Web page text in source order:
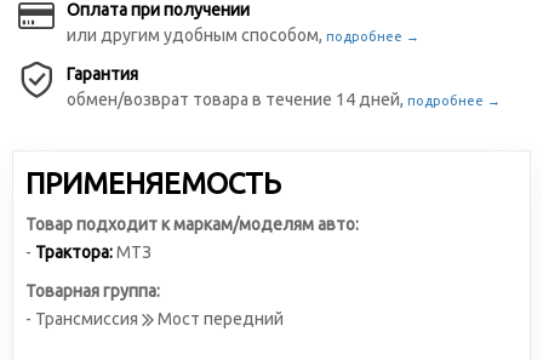
Оплата при получении
или другим удобным способом, подробнее →
Гарантия
обмен/возврат товара в течение 14 дней, подробнее →
ПРИМЕНЯЕМОСТЬ
Товар подходит к маркам/моделям авто:
- Трактора:МТЗ
Товарная группа:
- Трансмиссия
Мост передний